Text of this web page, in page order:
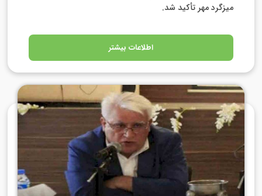
میزگرد مهر تأکید شد.
اطلاعات بیشتر